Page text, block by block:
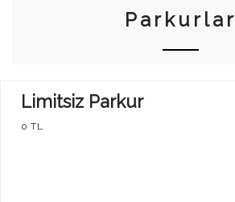
Parkurlar
Limitsiz Parkur
0 TL